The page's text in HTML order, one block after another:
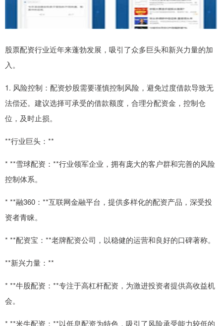
股票配资行业近年来蓬勃发展，吸引了众多巨头和新兴力量的加
入。
1. 风险控制：配资炒股需要谨慎控制风险，避免过度借款导致无
法偿还。建议选择可承受的借款额度，合理分配资金，控制仓
位，及时止损。
**行业巨头：**
* **雪球配资：**行业领军企业，拥有庞大的客户群和完善的风险
控制体系。
* **融360：**互联网金融平台，提供多样化的配资产品，深受投
资者青睐。
* **配资宝：**老牌配资公司，以稳健的运营和良好的口碑著称。
**新兴力量：**
* **牛股配资：**专注于高杠杆配资，为激进投资者提供高收益机
会。
* **米牛配资：**以低息配资为特色，吸引了风险承受能力较低的